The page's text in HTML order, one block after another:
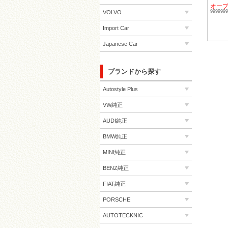
オー
VOLVO
Import Car
Japanese Car
ブランドから探す
Autostyle Plus
VW純正
AUDI純正
BMW純正
MINI純正
BENZ純正
FIAT純正
PORSCHE
AUTOTECKNIC